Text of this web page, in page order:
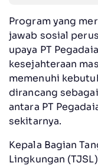
Program yang
jawab sosial
upaya PT
kesejahteraan
memenuhi
dirancang
antara PT
sekitarnya.
Kepala Bagian
Lingkungan